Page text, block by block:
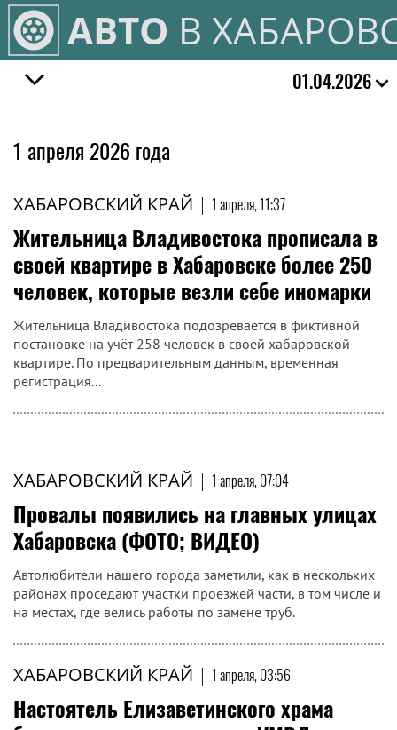
АВТО В
01.04.2026
1 апреля 2026 года
ХАБАРОВСКИЙ КРАЙ | 1 апреля, 11:37
Жительница Владивостока прописала в
своей квартире в Хабаровске более 250
человек, которые везли себе иномарки
Жительница Владивостока подозревается в фиктивной
постановке на учёт 258 человек в своей хабаровской
квартире. По предварительным данным, временная
регистрация...
ХАБАРОВСКИЙ КРАЙ | 1 апреля, 07:04
Провалы появились на главных улицах
Хабаровска (ФОТО; ВИДЕО)
Автолюбители нашего города заметили, как в нескольких
районах проседают участки проезжей части, в том числе и
на местах, где велись работы по замене труб.
ХАБАРОВСКИЙ КРАЙ | 1 апреля, 03:56
Настоятель Елизаветинского храма